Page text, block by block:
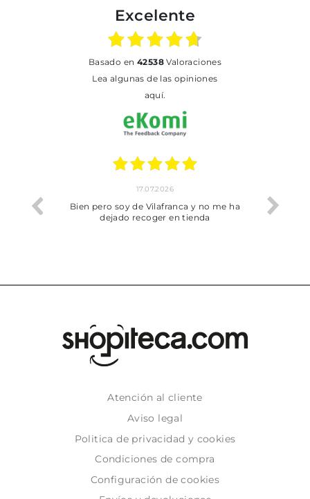
Excelente
basado en 42538Valoraciones
Lea algunas de las opiniones
aquí.
trobat
17.07.2026
Bien pero soy de Vilafranca y no me ha
dejado recoger en tienda
Atención al cliente
Aviso legal
Politica de privacidad y cookies
Condiciones de compra
Configuración de cookies